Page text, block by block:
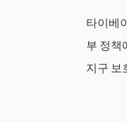
타이베
부 정책
지구 보